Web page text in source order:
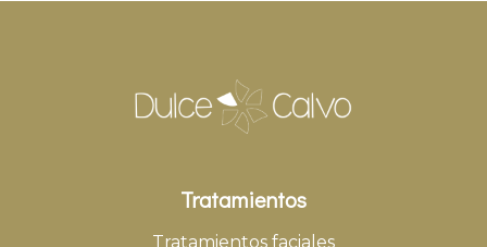
Tratamientos
Tratamientos faciales